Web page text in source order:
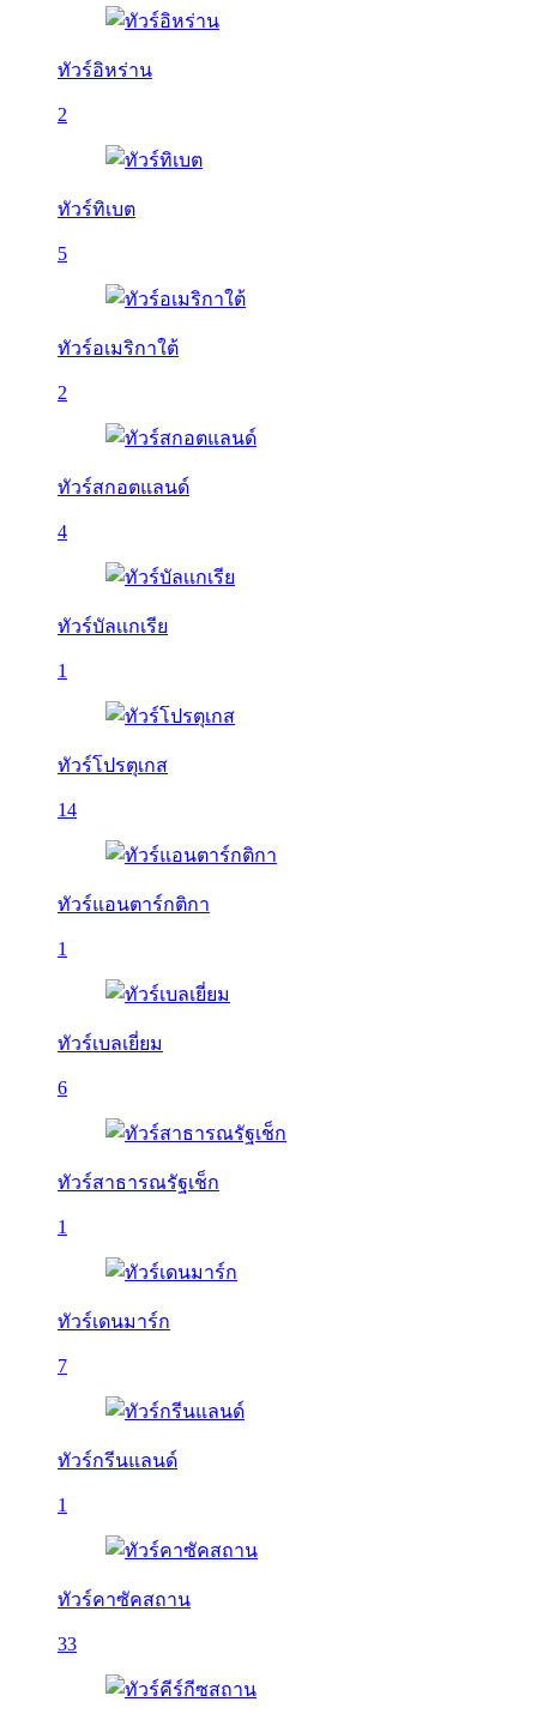
ทัวร์อิหร่าน
2
ทัวร์ทิเบต
5
ทัวร์อเมริกาใต้
2
ทัวร์สกอตแลนด์
4
ทัวร์บัลเเกเรีย
1
ทัวร์โปรตุเกส
14
ทัวร์แอนตาร์กติกา
1
ทัวร์เบลเยี่ยม
6
ทัวร์สาธารณรัฐเช็ก
1
ทัวร์เดนมาร์ก
7
ทัวร์กรีนแลนด์
1
ทัวร์คาซัคสถาน
33